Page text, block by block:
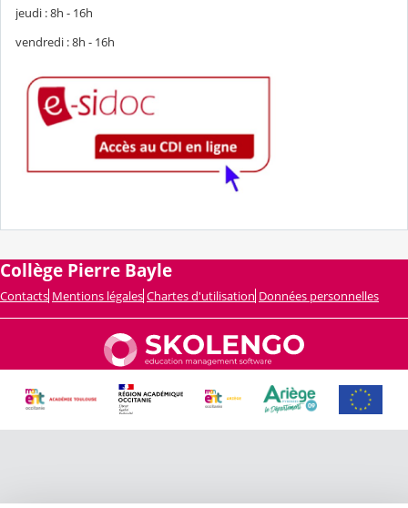
jeudi : 8h - 16h
vendredi : 8h - 16h
Collège Pierre Bayle
Contacts Mentions légales Chartes d'utilisation Données personnelles